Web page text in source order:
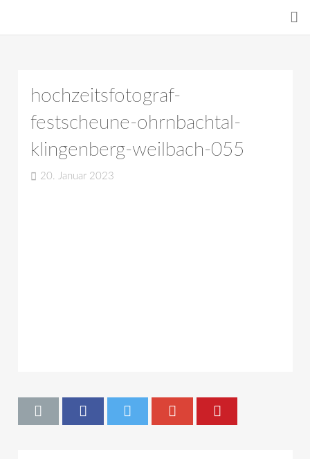
hochzeitsfotograf-
festscheune-ohrnbachtal-
klingenberg-weilbach-055
20. Januar 2023